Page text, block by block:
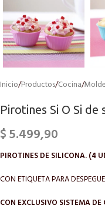
Inicio/Productos/Cocina/
Pirotines Si O Si
$5.499,90
PIROTINES DE SILICONA. (4
CON ETIQUETA PARA
CON EXCLUSIVO SISTEMA